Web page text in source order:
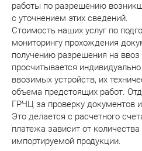
работы по разрешению
с уточнением этих сведений.
Стоимость наших услуг по
мониторингу прохождения
получению разрешения на ввоз
просчитывается
ввозимых устройств, их
объема предстоящих работ.
ГРЧЦ за проверку документов
Это делается с расчетного
платежа зависит от
импортируемой продукции.